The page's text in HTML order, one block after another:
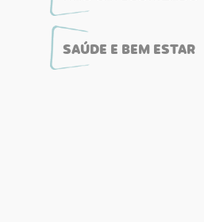
SAÚDE E BEM ESTAR